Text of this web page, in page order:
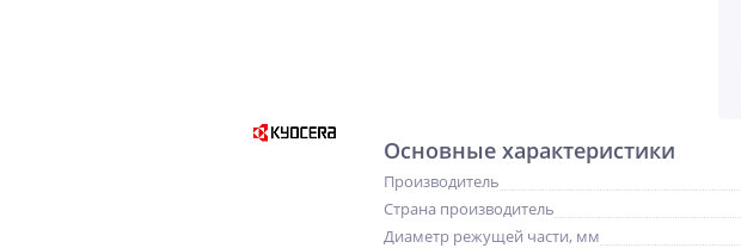
Основные характеристики
Производитель
Страна производитель
Диаметр режущей части, мм